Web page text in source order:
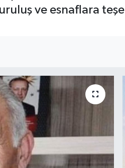
ve esnaflara